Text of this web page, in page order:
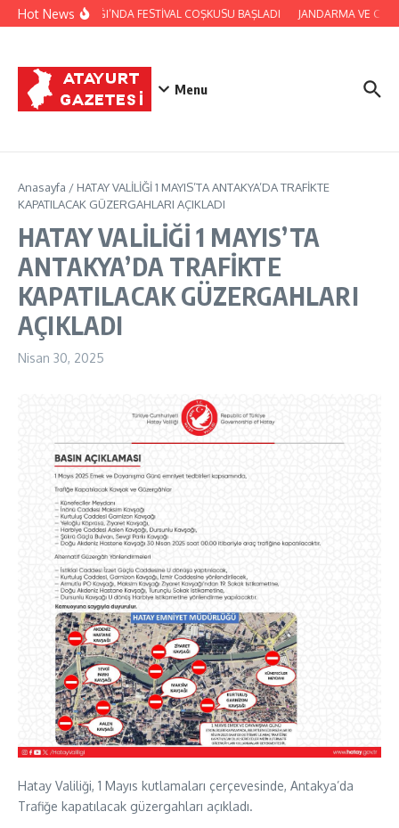
İçeriğe atla
Hot NewsYAYLADAĞI’NDA FESTİVAL COŞKUSU BAŞLADI JANDARMA VE
Menu
Anasayfa / HATAY VALİLİĞİ 1 MAYIS’TA ANTAKYA’DA TRAFİKTE
KAPATILACAK GÜZERGAHLARI AÇIKLADI
HATAY VALİLİĞİ 1 MAYIS’TA
ANTAKYA’DA TRAFİKTE
KAPATILACAK GÜZERGAHLARI
AÇIKLADI
Nisan 30, 2025
Hatay Valiliği, 1 Mayıs kutlamaları çerçevesinde, Antakya’da
Trafiğe kapatılacak güzergahları açıkladı.